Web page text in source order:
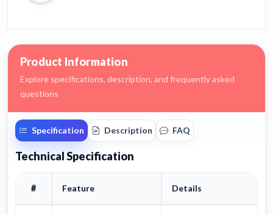
Product Information
Explore specifications, description, and frequently asked
questions
Specification Description FAQ
Technical Specification
# Feature Details